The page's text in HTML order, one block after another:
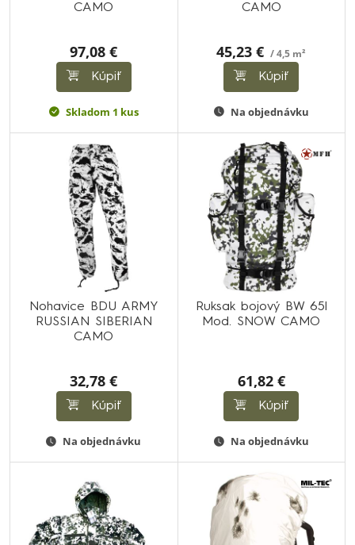
CAMO
97,08 €
Kúpiť
Skladom 1 kus
CAMO
45,23 € / 4,5 m²
Kúpiť
Na objednávku
Nohavice BDU ARMY
RUSSIAN SIBERIAN
CAMO
32,78 €
Kúpiť
Na objednávku
Ruksak bojový BW 65l
Mod. SNOW CAMO
61,82 €
Kúpiť
Na objednávku